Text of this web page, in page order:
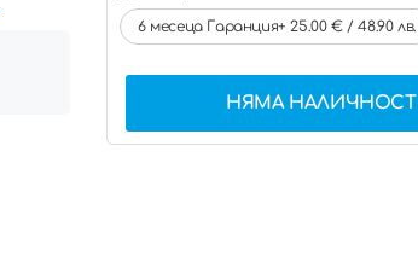
6 месеца Гаранция+ 25.00 € / 48.90 лв.
НЯМА НАЛИЧНОСТ